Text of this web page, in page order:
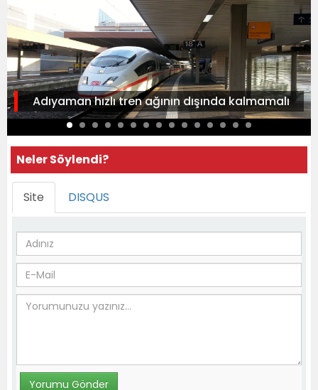
Adıyaman hızlı tren ağının dışında kalmamalı
Neler Söylendi?
Site DISQUS